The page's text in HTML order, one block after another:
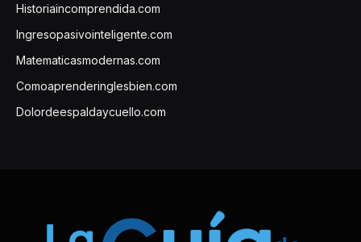
Historiaincomprendida.com
Ingresopasivointeligente.com
Matematicasmodernas.com
Comoaprenderinglesbien.com
Dolordeespaldaycuello.com